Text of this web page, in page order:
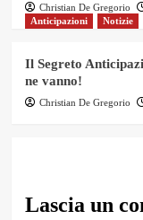
Christian De Gregorio
Anticipazioni
Notizie
Il Segreto
ne vanno!
Christian De Gregorio
Lascia un